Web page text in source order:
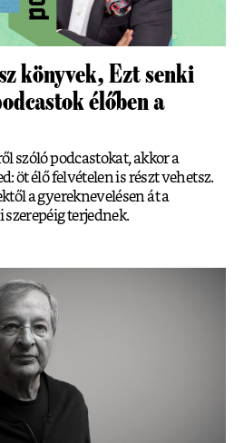
könyvek, Ezt senki
élőben a
szóló podcastokat, akkor a
öt élő felvételen is részt vehetsz.
a gyereknevelésen át a
terjednek.